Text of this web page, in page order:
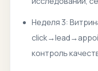
Неделя 3:
контроль